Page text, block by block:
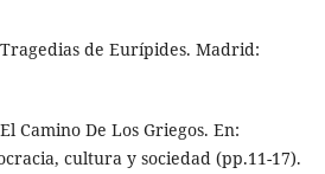
de Eurípides. Madrid:
Camino De Los Griegos. En:
cultura y sociedad (pp.11-17).